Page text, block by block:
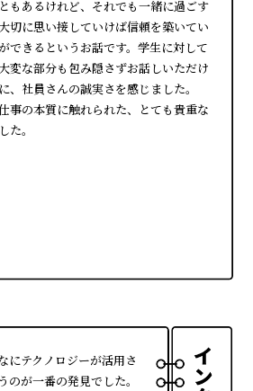
もあるけれど、それでも一緒に過ごす
切に思い接していけば信頼を築いてい
できるというお話です。学生に対して
変な部分も包み隠さずお話しいただけ
、社員さんの誠実さを感じました。
事の本質に触れられた、とても貴重な
た。
にテクノロジーが活用さ
が一番の発見でした。